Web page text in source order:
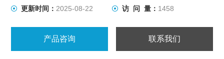
更新时间： 2025-08-22 访 问 量： 1458
产品咨询 联系我们